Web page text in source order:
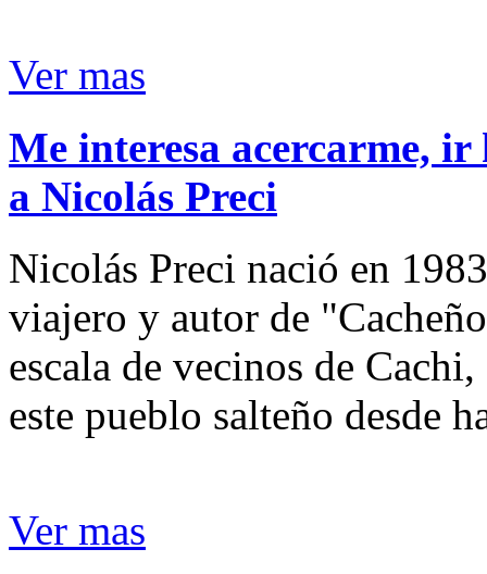
Ver mas
Me interesa acercarme,
a Nicolás Preci
Nicolás Preci nació en
viajero y autor de
escala de vecinos de
este pueblo salteño desde
Ver mas